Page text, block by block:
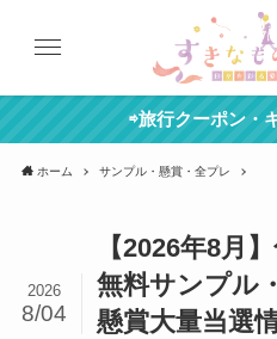
⇨旅行クーポン・
ホーム サンプル・懸賞・全プレ
【2026年8月
無料サンプル
懸賞大量当選
2026
8/04